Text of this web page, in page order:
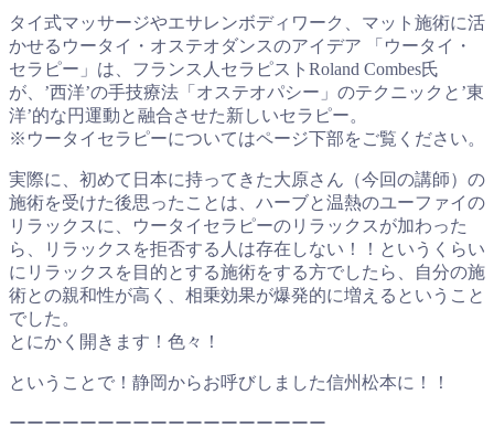
タイ式マッサージやエサレンボディワーク、マット施術に活
かせるウータイ・オステオダンスのアイデア 「ウータイ・
セラピー」は、フランス人セラピストRoland Combes氏
が、’西洋’の手技療法「オステオパシー」のテクニックと’東
洋’的な円運動と融合させた新しいセラピー。
※ウータイセラピーについてはページ下部をご覧ください。
実際に、初めて日本に持ってきた大原さん（今回の講師）の
施術を受けた後思ったことは、ハーブと温熱のユーファイの
リラックスに、ウータイセラピーのリラックスが加わった
ら、リラックスを拒否する人は存在しない！！というくらい
にリラックスを目的とする施術をする方でしたら、自分の施
術との親和性が高く、相乗効果が爆発的に増えるということ
でした。
とにかく開きます！色々！
ということで！静岡からお呼びしました信州松本に！！
ーーーーーーーーーーーーーーーーーー